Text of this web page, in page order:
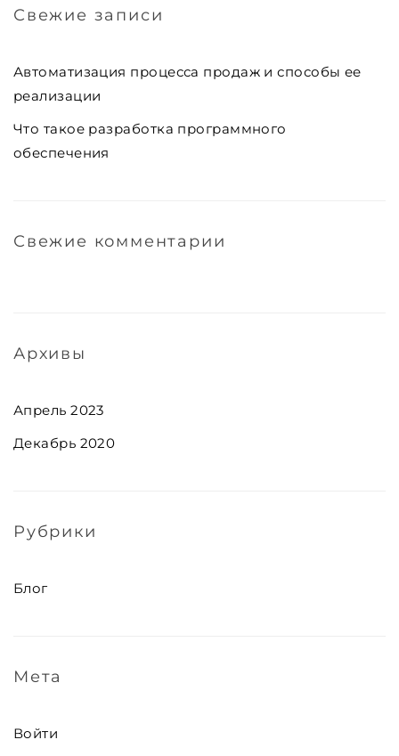
Свежие записи
Автоматизация процесса продаж и способы ее
реализации
Что такое разработка программного
обеспечения
Свежие комментарии
Архивы
Апрель 2023
Декабрь 2020
Рубрики
Блог
Мета
Войти